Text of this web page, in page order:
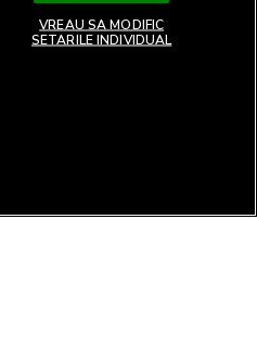
VREAU SA MODIFIC
SETARILE INDIVIDUAL